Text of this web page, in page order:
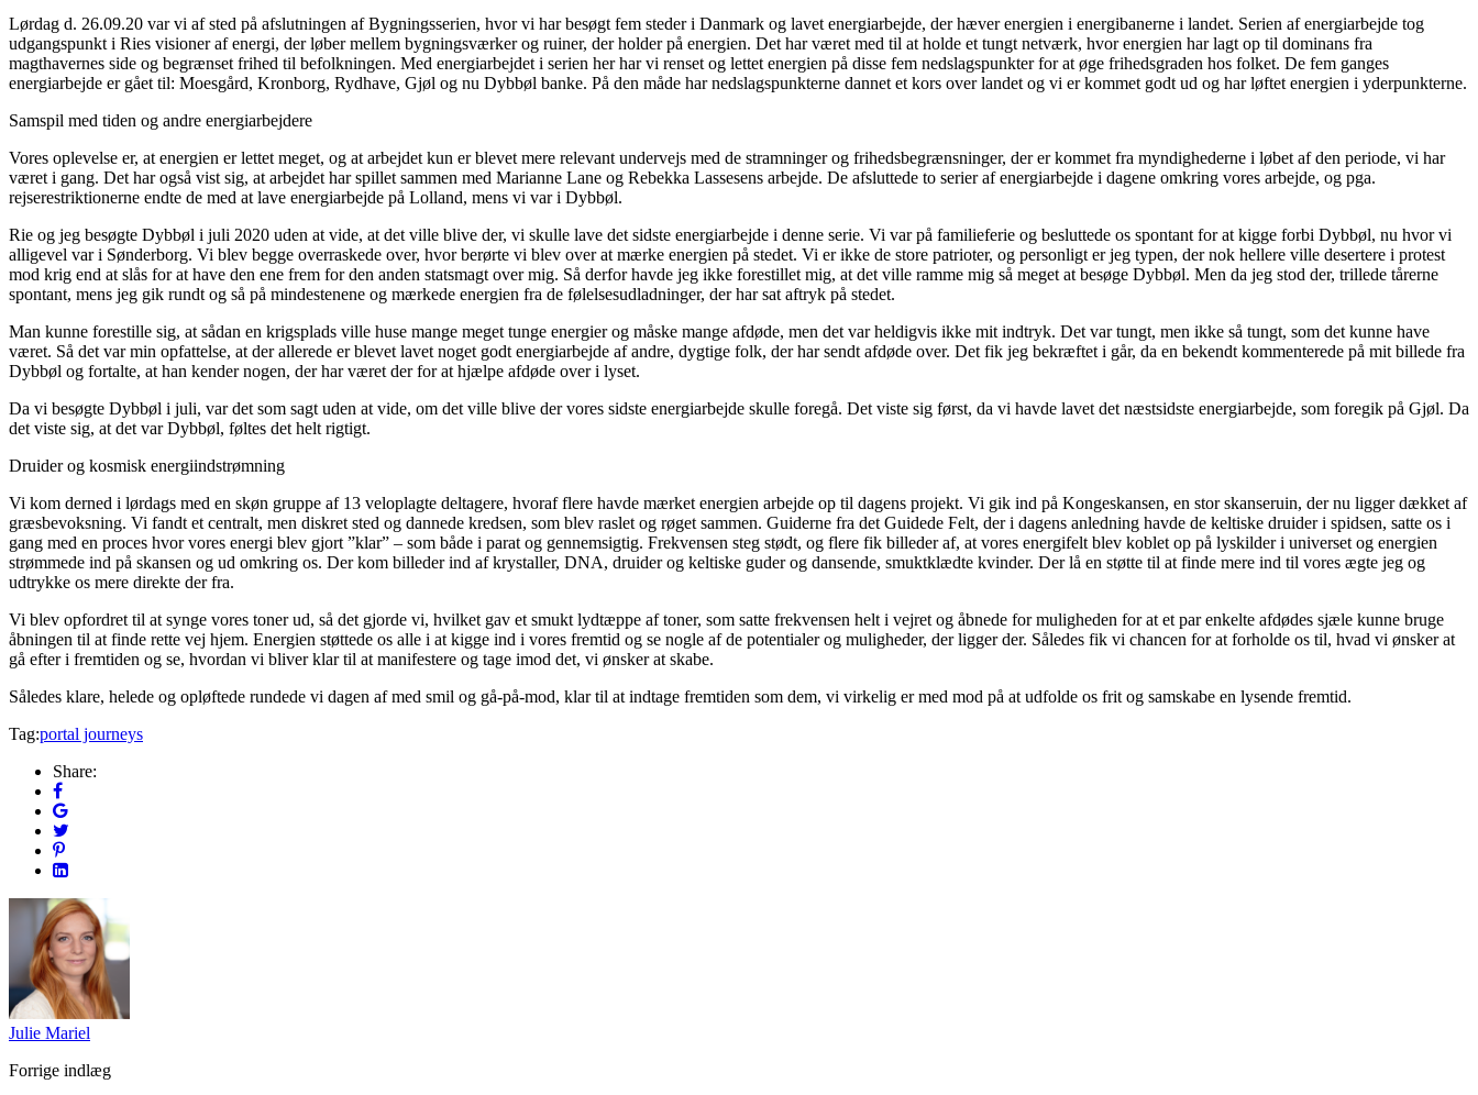
Lørdag d. 26.09.20 var vi af sted på afslutningen af Bygningsserien, hvor vi har besøgt fem steder i Danmark og lavet energiarbejde, der hæver energien i energibanerne i landet. Serien af energiarbejde tog
udgangspunkt i Ries visioner af energi, der løber mellem bygningsværker og ruiner, der holder på energien. Det har været med til at holde et tungt netværk, hvor energien har lagt op til dominans fra
magthavernes side og begrænset frihed til befolkningen. Med energiarbejdet i serien her har vi renset og lettet energien på disse fem nedslagspunkter for at øge frihedsgraden hos folket. De fem ganges
energiarbejde er gået til: Moesgård, Kronborg, Rydhave, Gjøl og nu Dybbøl banke. På den måde har nedslagspunkterne dannet et kors over landet og vi er kommet godt ud og har løftet energien i yderpunkterne.
Samspil med tiden og andre energiarbejdere
Vores oplevelse er, at energien er lettet meget, og at arbejdet kun er blevet mere relevant undervejs med de stramninger og frihedsbegrænsninger, der er kommet fra myndighederne i løbet af den periode, vi har
været i gang. Det har også vist sig, at arbejdet har spillet sammen med Marianne Lane og Rebekka Lassesens arbejde. De afsluttede to serier af energiarbejde i dagene omkring vores arbejde, og pga.
rejserestriktionerne endte de med at lave energiarbejde på Lolland, mens vi var i Dybbøl.
Rie og jeg besøgte Dybbøl i juli 2020 uden at vide, at det ville blive der, vi skulle lave det sidste energiarbejde i denne serie. Vi var på familieferie og besluttede os spontant for at kigge forbi Dybbøl, nu hvor vi
alligevel var i Sønderborg. Vi blev begge overraskede over, hvor berørte vi blev over at mærke energien på stedet. Vi er ikke de store patrioter, og personligt er jeg typen, der nok hellere ville desertere i protest
mod krig end at slås for at have den ene frem for den anden statsmagt over mig. Så derfor havde jeg ikke forestillet mig, at det ville ramme mig så meget at besøge Dybbøl. Men da jeg stod der, trillede tårerne
spontant, mens jeg gik rundt og så på mindestenene og mærkede energien fra de følelsesudladninger, der har sat aftryk på stedet.
Man kunne forestille sig, at sådan en krigsplads ville huse mange meget tunge energier og måske mange afdøde, men det var heldigvis ikke mit indtryk. Det var tungt, men ikke så tungt, som det kunne have
været. Så det var min opfattelse, at der allerede er blevet lavet noget godt energiarbejde af andre, dygtige folk, der har sendt afdøde over. Det fik jeg bekræftet i går, da en bekendt kommenterede på mit billede fra
Dybbøl og fortalte, at han kender nogen, der har været der for at hjælpe afdøde over i lyset.
Da vi besøgte Dybbøl i juli, var det som sagt uden at vide, om det ville blive der vores sidste energiarbejde skulle foregå. Det viste sig først, da vi havde lavet det næstsidste energiarbejde, som foregik på Gjøl. Da
det viste sig, at det var Dybbøl, føltes det helt rigtigt.
Druider og kosmisk energiindstrømning
Vi kom derned i lørdags med en skøn gruppe af 13 veloplagte deltagere, hvoraf flere havde mærket energien arbejde op til dagens projekt. Vi gik ind på Kongeskansen, en stor skanseruin, der nu ligger dækket af
græsbevoksning. Vi fandt et centralt, men diskret sted og dannede kredsen, som blev raslet og røget sammen. Guiderne fra det Guidede Felt, der i dagens anledning havde de keltiske druider i spidsen, satte os i
gang med en proces hvor vores energi blev gjort ”klar” – som både i parat og gennemsigtig. Frekvensen steg stødt, og flere fik billeder af, at vores energifelt blev koblet op på lyskilder i universet og energien
strømmede ind på skansen og ud omkring os. Der kom billeder ind af krystaller, DNA, druider og keltiske guder og dansende, smuktklædte kvinder. Der lå en støtte til at finde mere ind til vores ægte jeg og
udtrykke os mere direkte der fra.
Vi blev opfordret til at synge vores toner ud, så det gjorde vi, hvilket gav et smukt lydtæppe af toner, som satte frekvensen helt i vejret og åbnede for muligheden for at et par enkelte afdødes sjæle kunne bruge
åbningen til at finde rette vej hjem. Energien støttede os alle i at kigge ind i vores fremtid og se nogle af de potentialer og muligheder, der ligger der. Således fik vi chancen for at forholde os til, hvad vi ønsker at
gå efter i fremtiden og se, hvordan vi bliver klar til at manifestere og tage imod det, vi ønsker at skabe.
Således klare, helede og opløftede rundede vi dagen af med smil og gå-på-mod, klar til at indtage fremtiden som dem, vi virkelig er med mod på at udfolde os frit og samskabe en lysende fremtid.
Tag:portal journeys
Share:
Julie Mariel
Forrige indlæg